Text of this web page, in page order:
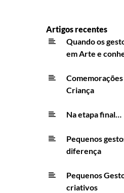
Artigos recentes
Quando os
em Arte e
Criança
Na etapa final…
Pequenos
diferença
Pequenos
criativos